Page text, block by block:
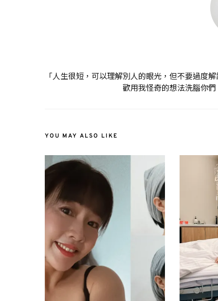
「人生很短，可以理解別人的眼光，但不要過度
歡用我怪奇的想法洗腦你
YOU MAY ALSO LIKE